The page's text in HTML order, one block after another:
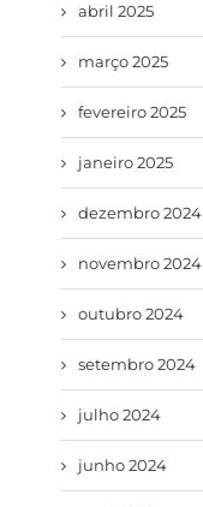
abril 2025
março 2025
fevereiro 2025
janeiro 2025
dezembro 2024
novembro 2024
outubro 2024
setembro 2024
julho 2024
junho 2024